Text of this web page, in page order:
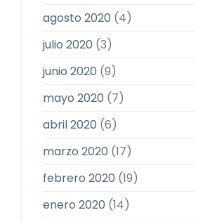
agosto 2020 (4)
julio 2020 (3)
junio 2020 (9)
mayo 2020 (7)
abril 2020 (6)
marzo 2020 (17)
febrero 2020 (19)
enero 2020 (14)